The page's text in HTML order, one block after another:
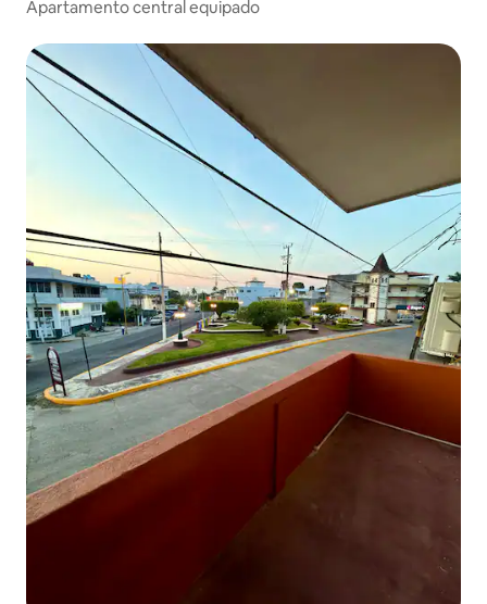
Apartamento central equipado